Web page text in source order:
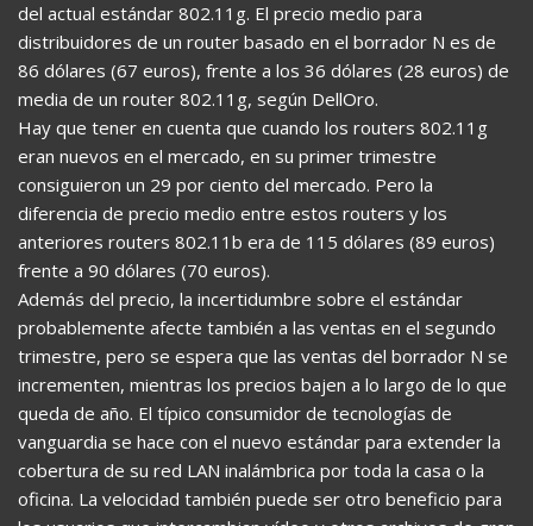
del actual estándar 802.11g. El precio medio para
distribuidores de un router basado en el borrador N es de
86 dólares (67 euros), frente a los 36 dólares (28 euros) de
media de un router 802.11g, según DellOro.
Hay que tener en cuenta que cuando los routers 802.11g
eran nuevos en el mercado, en su primer trimestre
consiguieron un 29 por ciento del mercado. Pero la
diferencia de precio medio entre estos routers y los
anteriores routers 802.11b era de 115 dólares (89 euros)
frente a 90 dólares (70 euros).
Además del precio, la incertidumbre sobre el estándar
probablemente afecte también a las ventas en el segundo
trimestre, pero se espera que las ventas del borrador N se
incrementen, mientras los precios bajen a lo largo de lo que
queda de año. El típico consumidor de tecnologías de
vanguardia se hace con el nuevo estándar para extender la
cobertura de su red LAN inalámbrica por toda la casa o la
oficina. La velocidad también puede ser otro beneficio para